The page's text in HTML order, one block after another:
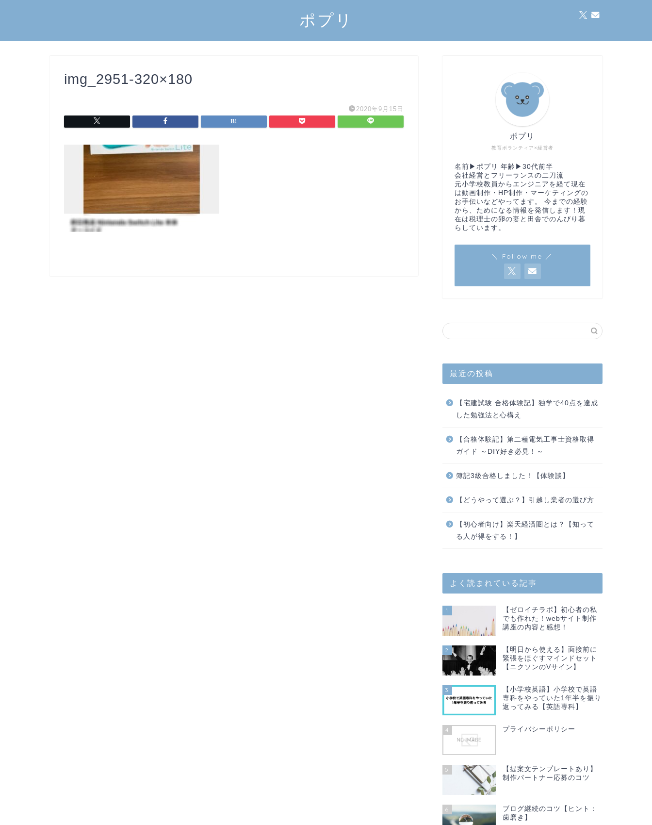
ポプリ
img_2951-320×180
2020年9月15日
教育ボランティア×経営者
ポプリ
名前▶︎ポプリ 年齢▶︎30代前半
会社経営とフリーランスの二刀流
元小学校教員からエンジニアを経て現在
は動画制作・HP制作・マーケティングの
お手伝いなどやってます。 今までの経験
から、ためになる情報を発信します！現
在は税理士の卵の妻と田舎でのんびり暮
らしています。
＼ Follow me ／
最近の投稿
【宅建試験 合格体験記】独学で40点を達成
した勉強法と心構え
【合格体験記】第二種電気工事士資格取得
ガイド ～DIY好き必見！～
簿記3級合格しました！【体験談】
【どうやって選ぶ？】引越し業者の選び方
【初心者向け】楽天経済圏とは？【知って
る人が得をする！】
よく読まれている記事
1
【ゼロイチラボ】初心者の私
でも作れた！webサイト制作
講座の内容と感想！
2
【明日から使える】面接前に
緊張をほぐすマインドセット
【ニクソンのVサイン】
3
【小学校英語】小学校で英語
専科をやっていた1年半を振り
返ってみる【英語専科】
4 プライバシーポリシー
5
【提案文テンプレートあり】
制作パートナー応募のコツ
6
ブログ継続のコツ【ヒント：
歯磨き】